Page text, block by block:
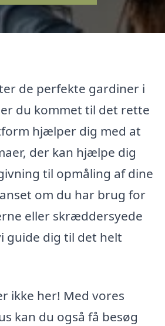
de perfekte gardiner i
er du kommet til det rette
hjælper dig med at
der kan hjælpe dig
til opmåling af dine
om du har brug for
eller skræddersyede
guide dig til det helt
ikke her! Med vores
kan du også få besøg